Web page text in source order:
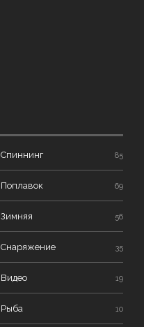
Спиннинг 85
Поплавок 69
Зимняя 56
Снаряжение 35
Видео 19
Рыба 10